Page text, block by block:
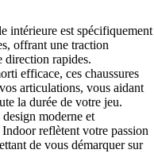
intérieure est spécifiquement
offrant une traction
direction rapides.
efficace, ces chaussures
articulations, vous aidant
la durée de votre jeu.
moderne et
reflètent votre passion
de vous démarquer sur